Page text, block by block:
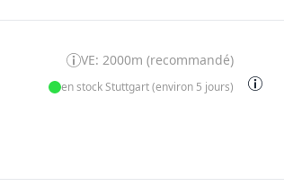
VE: 2000m (recommandé)
en stock Stuttgart (environ 5 jours)